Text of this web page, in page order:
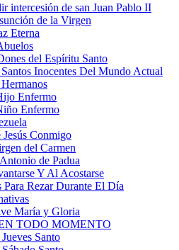
intercesión de san Juan Pablo II
de la Virgen
Eterna
del Espíritu Santo
Inocentes Del Mundo Actual
Enfermo
Enfermo
Conmigo
del Carmen
de Padua
Y Al Acostarse
Para Rezar Durante El Día
María y Gloria
TODO MOMENTO
Santo